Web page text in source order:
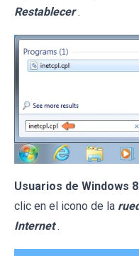
Restablecer .
Usuarios de Windows 8
clic en el icono de la
Internet .